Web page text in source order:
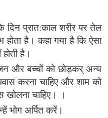
के दिन प्रात:काल शरीर पर तेल
है। कहा गया है कि ऐसा
है।
और बच्चों को छोड़कर् अन्य
करना चाहिए और शाम को
खोलना चाहिए। ।
भोग अर्पित करें।